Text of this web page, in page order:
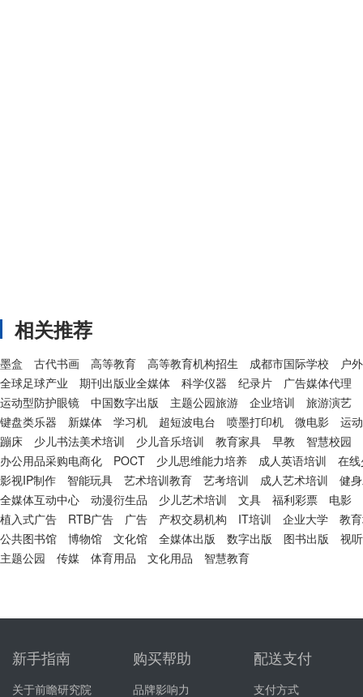
相关推荐
墨盒 古代书画 高等教育 高等教育机构招生 成都市国际学校
户
全球足球产业
期刊出版业全媒体 科学仪器 纪录片
广告媒体代理
运动型防护眼镜
中国数字出版 主题公园旅游 企业培训
旅游演艺
键盘类乐器
新媒体 学习机 超短波电台 喷墨打印机 微电影
运
蹦床
少儿书法美术培训 少儿音乐培训 教育家具 早教
智慧校园
办公用品采购电商化
POCT 少儿思维能力培养 成人英语培训
在
影视IP制作
智能玩具 艺术培训教育 艺考培训 成人艺术培训
健
全媒体互动中心
动漫衍生品 少儿艺术培训 文具 福利彩票
电影
植入式广告
RTB广告 广告 产权交易机构 IT培训 企业大学
教
公共图书馆
博物馆 文化馆 全媒体出版 数字出版 图书出版
视
主题公园
传媒 体育用品 文化用品 智慧教育
新手指南
关于前瞻研究院
购买帮助
品牌影响力
配送支付
支付方式